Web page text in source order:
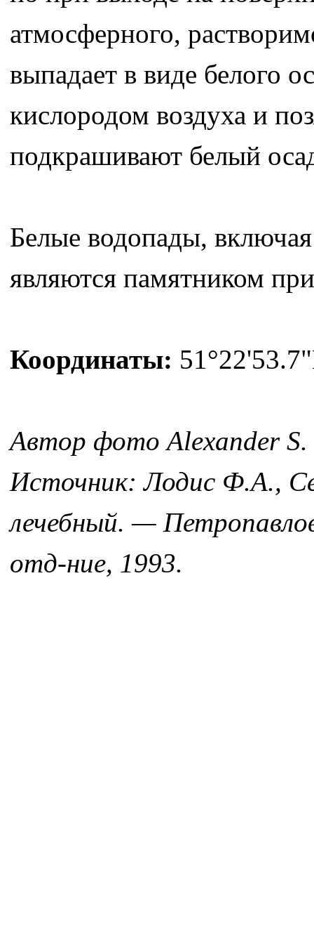
атмосферного,
выпадает в виде белого
кислородом воздуха и
подкрашивают белый
Белые водопады,
являются памятником
Координаты:
Автор фото Alexander S.
Источник: Лодис Ф.А.,
лечебный. —
отд-ние, 1993.